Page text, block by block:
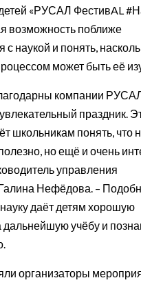
«РУСАЛ ФестивAL
возможность поближе
с наукой и понять,
может быть её
компании
праздник.
школьникам понять, что
но ещё и очень
управления
Нефёдова. –
даёт детям хорошую
учёбу и
организаторы